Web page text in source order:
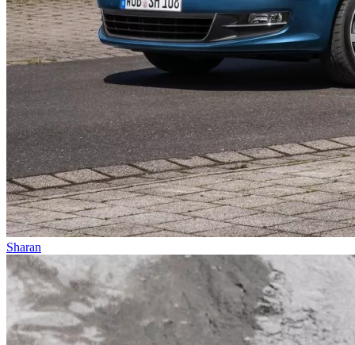
Sharan